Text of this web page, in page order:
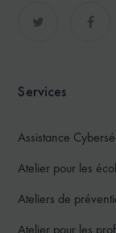
Services
Assistance
Atelier pour les
Ateliers de
Atelier pour les